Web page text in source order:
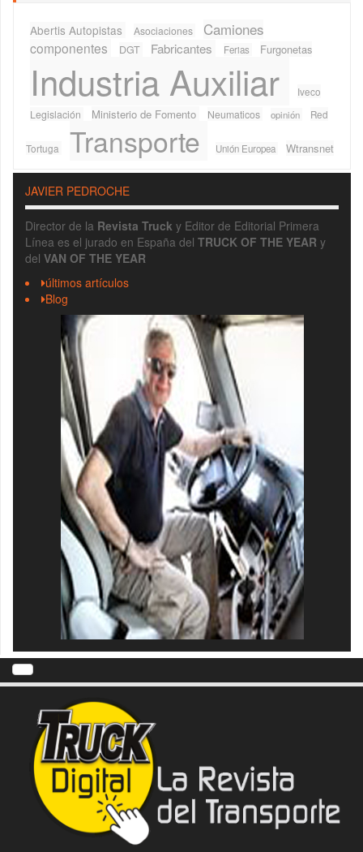
Abertis Autopistas Asociaciones Camiones
componentes DGT Fabricantes Ferias Furgonetas
Industria Auxiliar
Iveco
Legislación
Ministerio de Fomento Neumaticos opinión Red
Tortuga Transporte Unión Europea Wtransnet
JAVIER PEDROCHE
Director de la Revista Truck y Editor de Editorial Primera
Línea es el jurado en España del TRUCK OF THE YEAR y
del VAN OF THE YEAR
últimos artículos
Blog